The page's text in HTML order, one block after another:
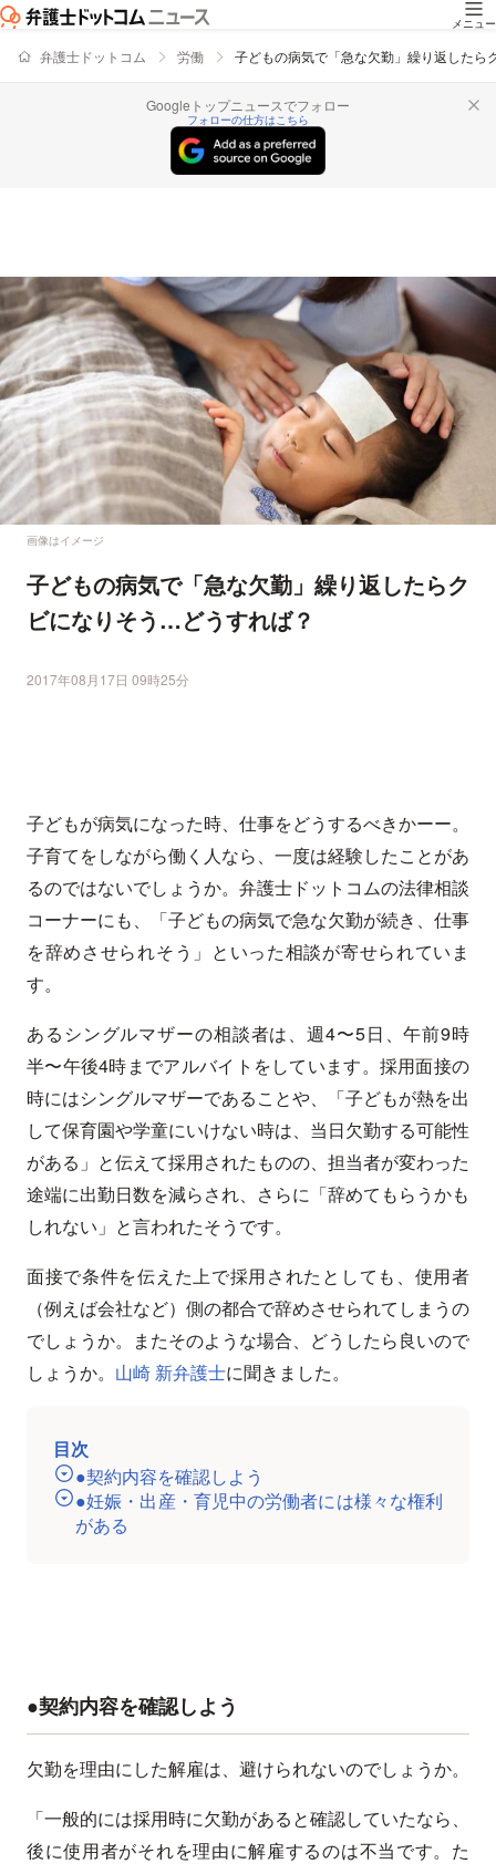
メニュー
弁護士ドットコム 労働 子どもの病気で「急な欠勤」繰り返した
Googleトップニュースでフォロー
フォローの仕方はこちら
画像はイメージ
子どもの病気で「急な欠勤」繰り返したらク
ビになりそう…どうすれば？
2017年08月17日 09時25分
子どもが病気になった時、仕事をどうするべきかーー。
子育てをしながら働く人なら、一度は経験したことがあ
るのではないでしょうか。弁護士ドットコムの法律相談
コーナーにも、「子どもの病気で急な欠勤が続き、仕事
を辞めさせられそう」といった相談が寄せられていま
す。
あるシングルマザーの相談者は、週4〜5日、午前9時
半〜午後4時までアルバイトをしています。採用面接の
時にはシングルマザーであることや、「子どもが熱を出
して保育園や学童にいけない時は、当日欠勤する可能性
がある」と伝えて採用されたものの、担当者が変わった
途端に出勤日数を減らされ、さらに「辞めてもらうかも
しれない」と言われたそうです。
面接で条件を伝えた上で採用されたとしても、使用者
（例えば会社など）側の都合で辞めさせられてしまうの
でしょうか。またそのような場合、どうしたら良いので
しょうか。 山崎 新弁護士に聞きました。
目次
●契約内容を確認しよう
●妊娠・出産・育児中の労働者には様々な権利
がある
●契約内容を確認しよう
欠勤を理由にした解雇は、避けられないのでしょうか。
「一般的には採用時に欠勤があると確認していたなら、
後に使用者がそれを理由に解雇するのは不当です。た